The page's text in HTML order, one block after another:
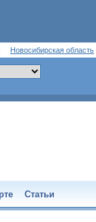
Новосибирская область
Статьи